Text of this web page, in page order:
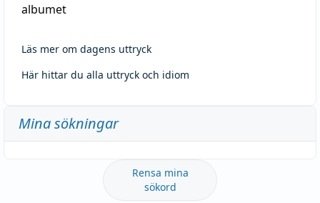
albumet
Läs mer om dagens uttryck
Här hittar du alla uttryck och idiom
Mina sökningar
Rensa mina
sökord